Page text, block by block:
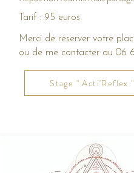
Tarif : 95 euros
Merci de réserver votre
ou de me contacter au 06
Stage " Acti'Reflex "